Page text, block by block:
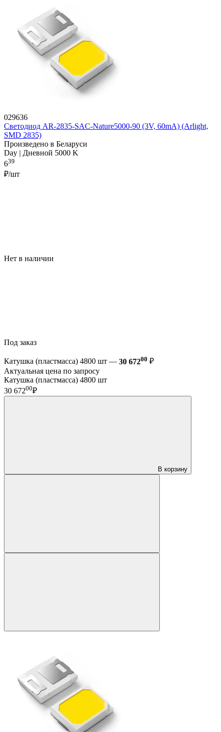
029636
Светодиод AR-2835-SAC-Nature5000-90 (3V, 60mA) (Arlight,
SMD 2835)
Произведено в Беларуси
Day | Дневной 5000 K
639
₽/шт
Нет в наличии
Под заказ
Катушка (пластмасса) 4800 шт — 30 67200 ₽
Актуальная цена по запросу
Катушка (пластмасса) 4800 шт
30 67200₽
В корзину